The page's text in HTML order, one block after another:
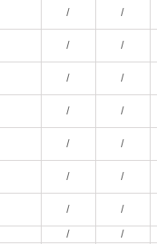
/ /
/ /
/ /
/ /
/ /
/ /
/ /
/
/